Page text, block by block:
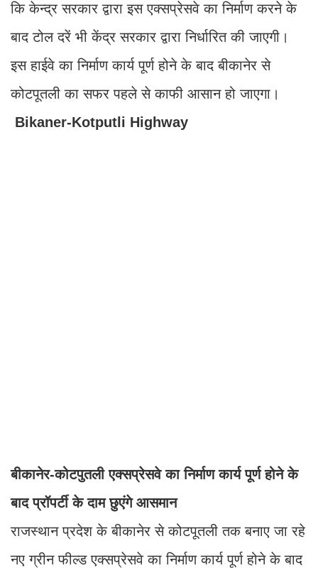
कि केन्द्र सरकार द्वारा इस एक्सप्रेसवे का निर्माण करने के
बाद टोल दरें भी केंद्र सरकार द्वारा निर्धारित की जाएगी।
इस हाईवे का निर्माण कार्य पूर्ण होने के बाद बीकानेर से
कोटपूतली का सफर पहले से काफी आसान हो जाएगा।
Bikaner-Kotputli Highway
बीकानेर-कोटपुतली एक्सप्रेसवे का निर्माण कार्य पूर्ण होने के
बाद प्रॉपर्टी के दाम छुएंगे आसमान
राजस्थान प्रदेश के बीकानेर से कोटपूतली तक बनाए जा रहे
नए ग्रीन फील्ड एक्सप्रेसवे का निर्माण कार्य पूर्ण होने के बाद